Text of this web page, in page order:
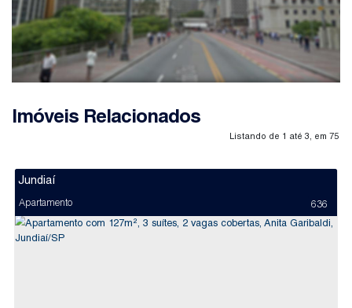
Imóveis Relacionados
Listando de 1 até 3, em 75